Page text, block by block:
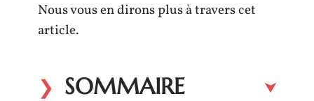
Nous vous en dirons plus à travers cet
article.
SOMMAIRE